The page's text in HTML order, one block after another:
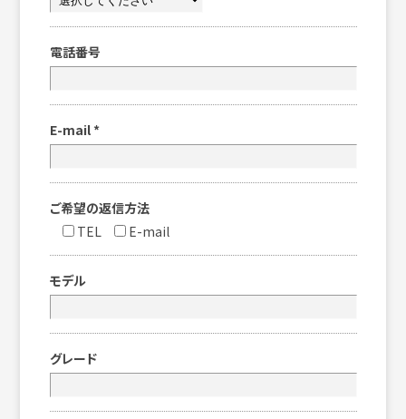
電話番号
E-mail *
ご希望の返信方法
TEL
E-mail
モデル
グレード